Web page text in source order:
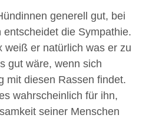
generell gut, bei
die Sympathie.
weiß er natürlich was er zu
gut wäre, wenn sich
mit diesen Rassen findet.
wahrscheinlich für ihn,
seiner Menschen